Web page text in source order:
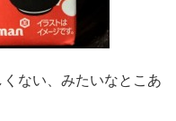
ない、みたいなとこあ